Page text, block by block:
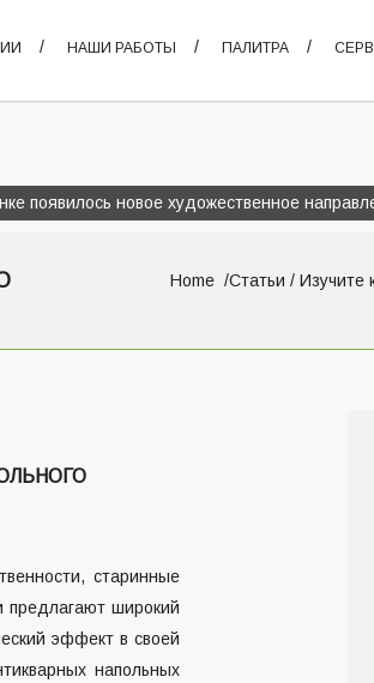
НАШИ РАБОТЫ ПАЛИТРА
появилось новое художественное
Home Статьи / Изучите
старинные
предлагают широкий
эффект в своей
напольных